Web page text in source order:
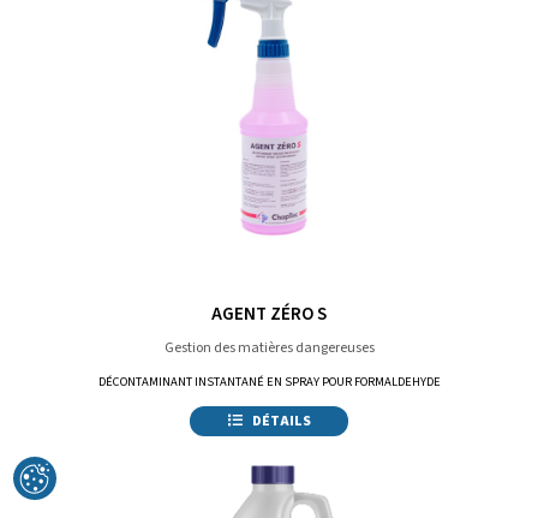
AGENT ZÉRO S
Gestion des matières dangereuses
DÉCONTAMINANT INSTANTANÉ EN SPRAY POUR FORMALDEHYDE
DÉTAILS